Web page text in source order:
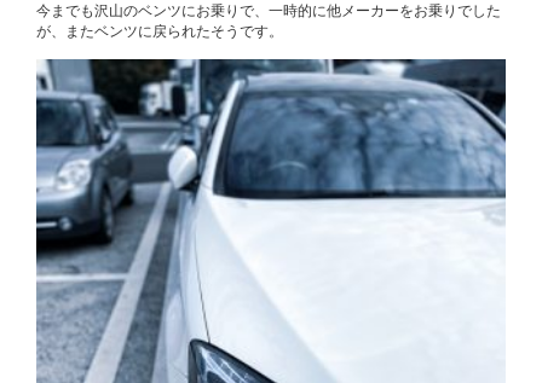
今までも沢山のベンツにお乗りで、一時的に他メーカーをお乗りでした
が、またベンツに戻られたそうです。